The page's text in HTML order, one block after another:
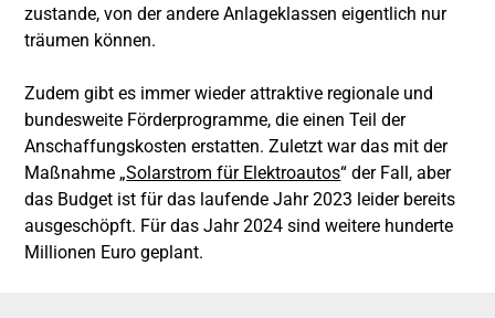
zustande, von der andere Anlageklassen eigentlich nur
träumen können.
Zudem gibt es immer wieder attraktive regionale und
bundesweite Förderprogramme, die einen Teil der
Anschaffungskosten erstatten. Zuletzt war das mit der
Maßnahme „Solarstrom für Elektroautos“ der Fall, aber
das Budget ist für das laufende Jahr 2023 leider bereits
ausgeschöpft. Für das Jahr 2024 sind weitere hunderte
Millionen Euro geplant.